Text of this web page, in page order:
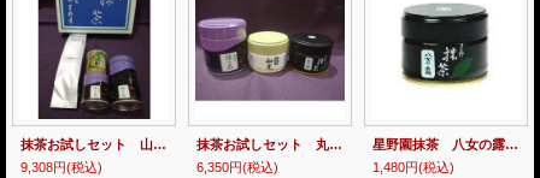
抹茶お試しセット 山政小山園さみどり30ｇｘ1 星野園やまぶき100ｇｘ1 上林春松本店松の白 各100ｇｘ1本 綾の森40ｇｘ1 限定一組
9,308円(税込)
抹茶お試しセット 丸久小山園和光20ｇｘ1 星野園八女の露20ｇｘ1 上林春松本店綾の森 各40ｇｘ1本 限定一組
6,350円(税込)
星野園抹茶 八女の露20ｇ缶
1,480円(税込)